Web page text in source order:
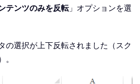
テンツのみを反転」オプションを選
の選択が上下反転されました（スク